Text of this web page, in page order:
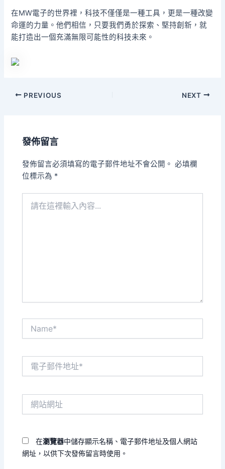
在MW電子的世界裡，科技不僅僅是一種工具，更是一種改變
命運的力量。他們相信，只要我們勇於探索、堅持創新，就
能打造出一個充滿無限可能性的科技未來。
PREVIOUS NEXT
發佈留言
發佈留言必須填寫的電子郵件地址不會公開。 必填欄
位標示為 *
在瀏覽器中儲存顯示名稱、電子郵件地址及個人網站
網址，以供下次發佈留言時使用。